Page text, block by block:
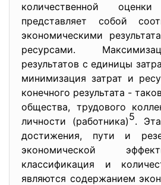
количественной оценки
представляет собой
экономическими
ресурсами.
результатов с единицы
минимизация затрат и
конечного результата -
общества, трудового
личности (работника)5.
достижения, пути и
экономической
классификация и
являются содержанием